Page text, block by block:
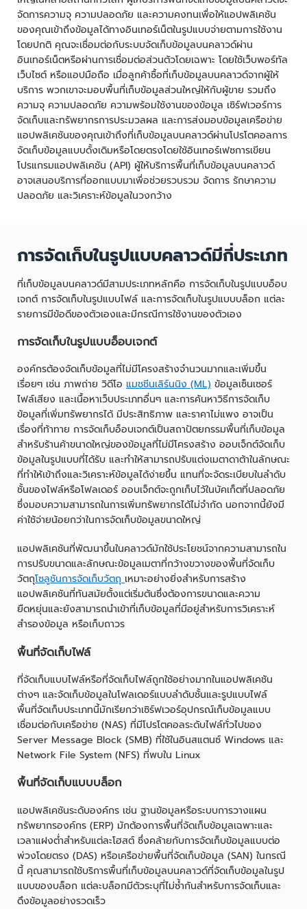
จัดการความจุ ความปลอดภัย และความคงทนเพื่อให้แอปพลิเคชัน
ของคุณเข้าถึงข้อมูลได้ทางอินเทอร์เน็ตในรูปแบบจ่ายตามการใช้งาน
โดยปกติ คุณจะเชื่อมต่อกับระบบจัดเก็บข้อมูลบนคลาวด์ผ่าน
อินเทอร์เน็ตหรือผ่านการเชื่อมต่อส่วนตัวโดยเฉพาะ โดยใช้เว็บพอร์ทัล
เว็บไซต์ หรือแอปมือถือ เมื่อลูกค้าซื้อที่เก็บข้อมูลบนคลาวด์จากผู้ให้
บริการ พวกเขาจะมอบพื้นที่เก็บข้อมูลส่วนใหญ่ให้กับผู้ขาย รวมถึง
ความจุ ความปลอดภัย ความพร้อมใช้งานของข้อมูล เซิร์ฟเวอร์การ
จัดเก็บและทรัพยากรการประมวลผล และการส่งมอบข้อมูลเครือข่าย
แอปพลิเคชันของคุณเข้าถึงที่เก็บข้อมูลบนคลาวด์ผ่านโปรโตคอลการ
จัดเก็บข้อมูลแบบดั้งเดิมหรือโดยตรงโดยใช้อินเทอร์เฟซการเขียน
โปรแกรมแอปพลิเคชัน (API) ผู้ให้บริการพื้นที่เก็บข้อมูลบนคลาวด์
อาจเสนอบริการที่ออกแบบมาเพื่อช่วยรวบรวม จัดการ รักษาความ
ปลอดภัย และวิเคราะห์ข้อมูลในวงกว้าง
การจัดเก็บในรูปแบบคลาวด์มีกี่ประเภท
ที่เก็บข้อมูลบนคลาวด์มีสามประเภทหลักคือ การจัดเก็บในรูปแบบอ็อบ
เจกต์ การจัดเก็บในรูปแบบไฟล์ และการจัดเก็บในรูปแบบบล็อก แต่ละ
รายการมีข้อดีของตัวเองและมีกรณีการใช้งานของตัวเอง
การจัดเก็บในรูปแบบอ็อบเจกต์
องค์กรต้องจัดเก็บข้อมูลที่ไม่มีโครงสร้างจำนวนมากและเพิ่มขึ้น
เรื่อยๆ เช่น ภาพถ่าย วิดีโอ แมชชีนเลิร์นนิง (ML) ข้อมูลเซ็นเซอร์
ไฟล์เสียง และเนื้อหาเว็บประเภทอื่นๆ และการค้นหาวิธีการจัดเก็บ
ข้อมูลที่เพิ่มทรัพยากรได้ มีประสิทธิภาพ และราคาไม่แพง อาจเป็น
เรื่องที่ท้าทาย การจัดเก็บอ็อบเจกต์เป็นสถาปัตยกรรมพื้นที่เก็บข้อมูล
สำหรับร้านค้าขนาดใหญ่ของข้อมูลที่ไม่มีโครงสร้าง ออบเจ็กต์จัดเก็บ
ข้อมูลในรูปแบบที่ได้รับ และทำให้สามารถปรับแต่งเมตาดาต้าในลักษณะ
ที่ทำให้เข้าถึงและวิเคราะห์ข้อมูลได้ง่ายขึ้น แทนที่จะจัดระเบียบในลำดับ
ชั้นของไฟล์หรือโฟลเดอร์ ออบเจ็กต์จะถูกเก็บไว้ในบัคเก็ตที่ปลอดภัย
ซึ่งมอบความสามารถในการเพิ่มทรัพยากรได้ไม่จำกัด นอกจากนี้ยังมี
ค่าใช้จ่ายน้อยกว่าในการจัดเก็บข้อมูลขนาดใหญ่
แอปพลิเคชันที่พัฒนาขึ้นในคลาวด์มักใช้ประโยชน์จากความสามารถใน
การปรับขนาดและลักษณะข้อมูลเมตาที่กว้างขวางของพื้นที่จัดเก็บ
วัตถุโซลูชันการจัดเก็บวัตถุเหมาะอย่างยิ่งสำหรับการสร้าง
แอปพลิเคชันที่ทันสมัยตั้งแต่เริ่มต้นซึ่งต้องการขนาดและความ
ยืดหยุ่นและยังสามารถนำเข้าที่เก็บข้อมูลที่มีอยู่สำหรับการวิเคราะห์
สำรองข้อมูล หรือเก็บถาวร
พื้นที่จัดเก็บไฟล์
ที่จัดเก็บแบบไฟล์หรือที่จัดเก็บไฟล์ถูกใช้อย่างมากในแอปพลิเคชัน
ต่างๆ และจัดเก็บข้อมูลในโฟลเดอร์แบบลำดับชั้นและรูปแบบไฟล์
พื้นที่จัดเก็บประเภทนี้มักเรียกว่าเซิร์ฟเวอร์อุปกรณ์เก็บข้อมูลแบบ
เชื่อมต่อกับเครือข่าย (NAS) ที่มีโปรโตคอลระดับไฟล์ทั่วไปของ
Server Message Block (SMB) ที่ใช้ในอินสแตนซ์ Windows และ
Network File System (NFS) ที่พบใน Linux
พื้นที่จัดเก็บแบบบล็อก
แอปพลิเคชันระดับองค์กร เช่น ฐานข้อมูลหรือระบบการวางแผน
ทรัพยากรองค์กร (ERP) มักต้องการพื้นที่จัดเก็บข้อมูลเฉพาะและ
เวลาแฝงต่ำสำหรับแต่ละโฮสต์ ซึ่งคล้ายกับการจัดเก็บข้อมูลแบบต่อ
พ่วงโดยตรง (DAS) หรือเครือข่ายพื้นที่จัดเก็บข้อมูล (SAN) ในกรณี
นี้ คุณสามารถใช้บริการพื้นที่เก็บข้อมูลบนคลาวด์ที่จัดเก็บข้อมูลในรูป
แบบของบล็อก แต่ละบล็อกมีตัวระบุที่ไม่ซ้ำกันสำหรับการจัดเก็บและ
ดึงข้อมูลอย่างรวดเร็ว